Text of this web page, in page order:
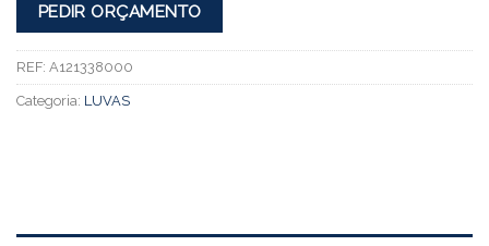
PEDIR ORÇAMENTO
REF: A121338000
Categoria: LUVAS